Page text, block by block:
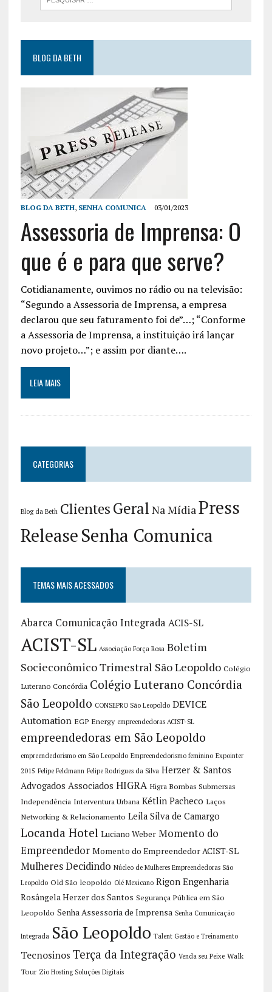
BLOG DA BETH
BLOG DA BETH, SENHA COMUNICA 03/01/2023
Assessoria de Imprensa: O
que é e para que serve?
Cotidianamente, ouvimos no rádio ou na televisão:
“Segundo a Assessoria de Imprensa, a empresa
declarou que seu faturamento foi de”…; “Conforme
a Assessoria de Imprensa, a instituição irá lançar
novo projeto…”; e assim por diante….
LEIA MAIS
CATEGORIAS
Blog da Beth ClientesGeral Na Mídia Press
ReleaseSenha Comunica
TEMAS MAIS ACESSADOS
Abarca Comunicação Integrada ACIS-SL
ACIST-SL Associação Força Rosa Boletim
Socieconômico Trimestral São Leopoldo Colégio
Luterano Concórdia Colégio Luterano Concórdia
São Leopoldo CONSEPRO São Leopoldo DEVICE
Automation EGP Energy empreendedoras ACIST-SL
empreendedoras em São Leopoldo
empreendedorismo em São Leopoldo Empreendedorismo feminino Expointer
2015 Felipe Feldmann Felipe Rodrigues da Silva Herzer & Santos
Advogados Associados HIGRA Higra Bombas Submersas
Independência Interventura Urbana Kétlin Pacheco Laços
Networking & Relacionamento Leila Silva de Camargo
Locanda Hotel Luciano Weber Momento do
Empreendedor Momento do Empreendedor ACIST-SL
Mulheres Decidindo Núcleo de Mulheres Empreendedoras São
Leopoldo Old São leopoldo Olé Mexicano Rigon Engenharia
Rosângela Herzer dos Santos Segurança Pública em São
Leopoldo Senha Assessoria de Imprensa Senha Comunicação
Integrada São Leopoldo Talent Gestão e Treinamento
Tecnosinos Terça da Integração Venda seu Peixe Walk
Tour Zio Hosting Soluções Digitais